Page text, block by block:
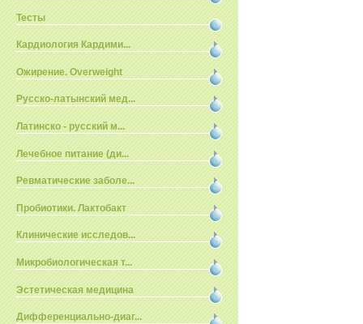
Тесты
Кардиология Кардими...
Ожирение. Overweight
Русско-латынский мед...
Латинско - русский м...
Лечебное питание (ди...
Ревматические заболе...
Пробиотики. Лактобакт
Клинические исследов...
Микробиологическая т...
Эстетическая медицина
Дифференциально-диаг...